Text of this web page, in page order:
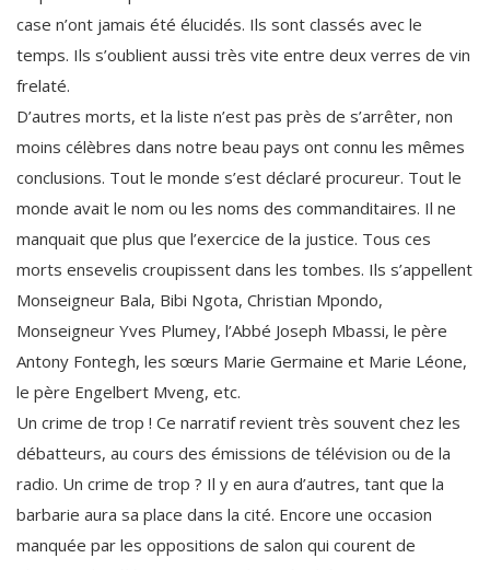
temps. Ils s’oublient aussi très vite entre deux verres de vin
frelaté.
D’autres morts, et la liste n’est pas près de s’arrêter, non
moins célèbres dans notre beau pays ont connu les mêmes
conclusions. Tout le monde s’est déclaré procureur. Tout le
monde avait le nom ou les noms des commanditaires. Il ne
manquait que plus que l’exercice de la justice. Tous ces
morts ensevelis croupissent dans les tombes. Ils s’appellent
Monseigneur Bala, Bibi Ngota, Christian Mpondo,
Monseigneur Yves Plumey, l’Abbé Joseph Mbassi, le père
Antony Fontegh, les sœurs Marie Germaine et Marie Léone,
le père Engelbert Mveng, etc.
Un crime de trop ! Ce narratif revient très souvent chez les
débatteurs, au cours des émissions de télévision ou de la
radio. Un crime de trop ? Il y en aura d’autres, tant que la
barbarie aura sa place dans la cité. Encore une occasion
manquée par les oppositions de salon qui courent de
plateaux de télévisions aux radios périphériques. La